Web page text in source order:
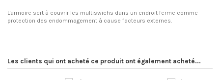
L'armoire sert à couvrir les multiswichs dans un endroit ferme comme
protection des endommagement à cause facteurs externes.
Les clients qui ont acheté ce produit ont également acheté...